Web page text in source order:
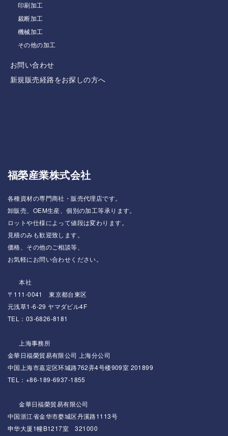
印刷加工
裁断加工
機械加工
その他の加工
お問い合わせ
新規販売経路をお探しの方へ
福榮産業株式会社
各種資材の専門商社・販売代理店です。
卸販売、OEM生産、個別の加工等承ります。
ロットや仕様によって値段は変わります。
見積のみも歓迎致します。
価格、その他のご相談等、
お気軽にお問い合わせください。
本社
〒111-0041 東京都台東区
元浅草1-6-29 ヤマダビル4F
TEL：03-6826-8181
上海事務所
金華日福榮貿易有限公司 上海分公司
中国上海市嘉定区环城路762弄4号楼909室 201899
TEL：+86-189-6937-1855
金華日福榮貿易有限公司
中国浙江省金华市婺城区丹溪路1113号
申华大厦1幢B1217室 321000